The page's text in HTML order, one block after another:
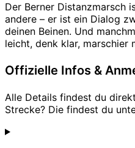
Der Berner Distanzmarsch
andere – er ist ein Dialog
deinen Beinen. Und
leicht, denk klar, marschier
Offizielle Infos &
Alle Details findest du
Strecke? Die findest du